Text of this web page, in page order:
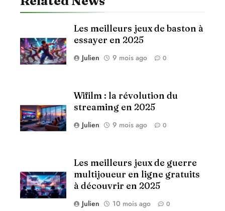
Les meilleurs jeux de baston à
essayer en 2025
Julien 9 mois ago 0
Wifilm : la révolution du
streaming en 2025
Julien 9 mois ago 0
Les meilleurs jeux de guerre
multijoueur en ligne gratuits
à découvrir en 2025
Julien 10 mois ago 0